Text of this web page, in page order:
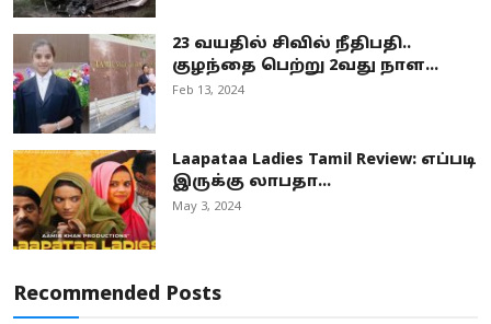
23 வயதில் சிவில் நீதிபதி..
குழந்தை பெற்று 2வது நாள...
Feb 13, 2024
Laapataa Ladies Tamil Review: எப்படி
இருக்கு லாபதா...
May 3, 2024
Recommended Posts